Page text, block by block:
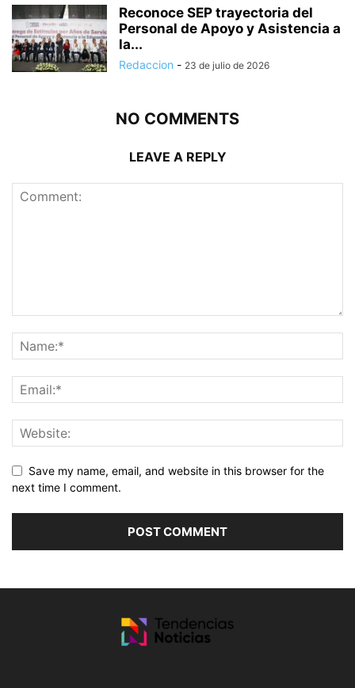
Reconoce SEP trayectoria del
Personal de Apoyo y Asistencia a
la...
Redaccion - 23 de julio de 2026
NO COMMENTS
LEAVE A REPLY
Save my name, email, and website in this browser for the
next time I comment.